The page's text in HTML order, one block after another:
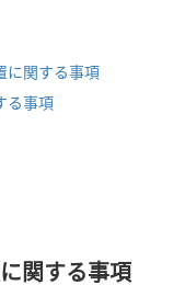
に関する事項
る事項
関する事項